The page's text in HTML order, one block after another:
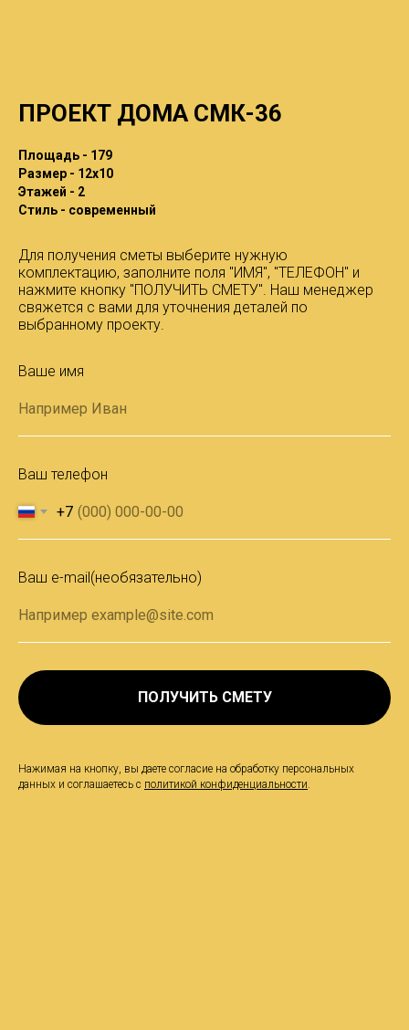
ПРОЕКТ ДОМА СМК-36
Площадь - 179
Размер - 12x10
Этажей - 2
Стиль - современный
Для получения сметы выберите нужную
комплектацию, заполните поля "ИМЯ", "ТЕЛЕФОН" и
нажмите кнопку "ПОЛУЧИТЬ СМЕТУ". Наш менеджер
свяжется с вами для уточнения деталей по
выбранному проекту.
Ваше имя
Ваш телефон
+7
Ваш e-mail(необязательно)
ПОЛУЧИТЬ СМЕТУ
Нажимая на кнопку, вы даете согласие на обработку персональных
данных и соглашаетесь c политикой конфиденциальности